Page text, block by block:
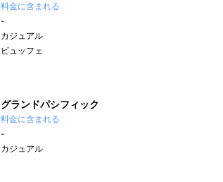
料金に含まれる
-
カジュアル
ビュッフェ
グランドパシフィック
料金に含まれる
-
カジュアル